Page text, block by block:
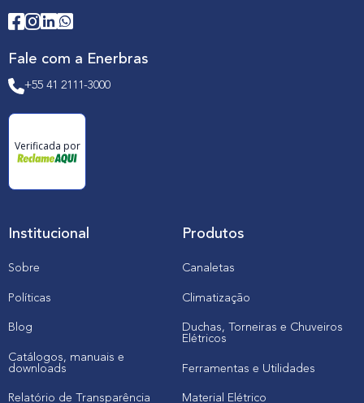
Fale com a Enerbras
+55 41 2111-3000
Verificada por
Institucional
Sobre
Políticas
Blog
Catálogos, manuais e
downloads
Relatório de Transparência
Produtos
Canaletas
Climatização
Duchas, Torneiras e Chuveiros
Elétricos
Ferramentas e Utilidades
Material Elétrico